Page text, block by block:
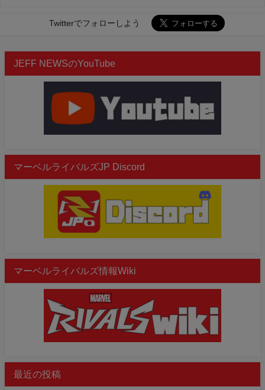
Twitterでフォローしよう
JEFF NEWSのYouTube
マーベルライバルズJP Discord
マーベルライバルズ情報Wiki
最近の投稿